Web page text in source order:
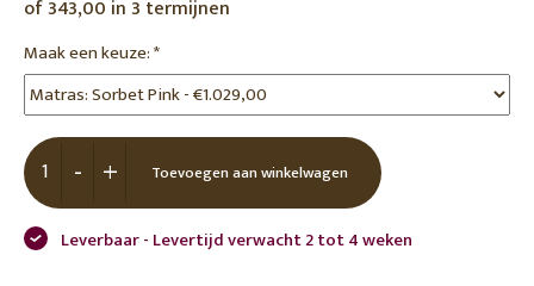
of 343,00 in 3 termijnen
Maak een keuze:*
+
- Toevoegen aan winkelwagen
Leverbaar - Levertijd verwacht 2 tot 4 weken